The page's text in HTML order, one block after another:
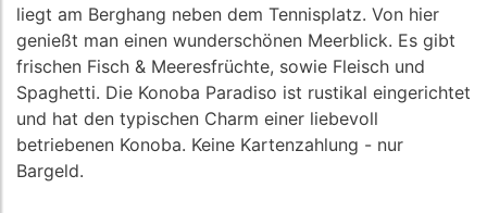
liegt am Berghang neben dem Tennisplatz. Von hier
genießt man einen wunderschönen Meerblick. Es gibt
frischen Fisch & Meeresfrüchte, sowie Fleisch und
Spaghetti. Die Konoba Paradiso ist rustikal eingerichtet
und hat den typischen Charm einer liebevoll
betriebenen Konoba. Keine Kartenzahlung - nur
Bargeld.